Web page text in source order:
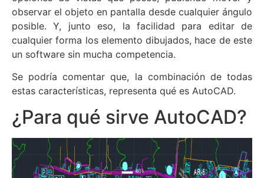
observar el objeto en pantalla desde cualquier ángulo
posible. Y, junto eso, la facilidad para editar de
cualquier forma los elemento dibujados, hace de este
un software sin mucha competencia.
Se podría comentar que, la combinación de todas
estas características, representa qué es AutoCAD.
¿Para qué sirve AutoCAD?